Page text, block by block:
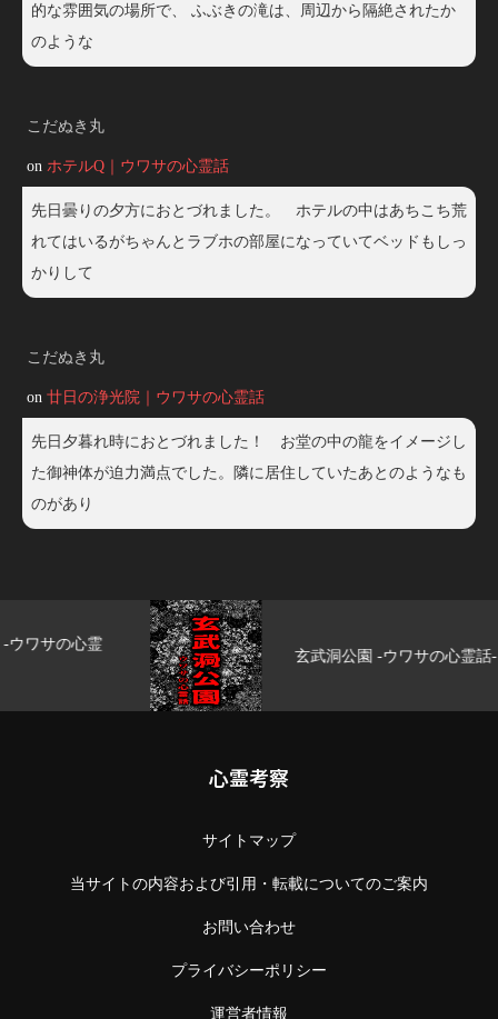
的な雰囲気の場所で、 ふぶきの滝は、周辺から隔絶されたか
のような
こだぬき丸
on ホテルQ｜ウワサの心霊話
先日曇りの夕方におとづれました。 ホテルの中はあちこち荒
れてはいるがちゃんとラブホの部屋になっていてベッドもしっ
かりして
こだぬき丸
on 廿日の浄光院｜ウワサの心霊話
先日夕暮れ時におとづれました！ お堂の中の龍をイメージし
た御神体が迫力満点でした。隣に居住していたあとのようなも
のがあり
玄武洞公園 -ウワサの心霊話-
心霊考察
サイトマップ
当サイトの内容および引用・転載についてのご案内
お問い合わせ
プライバシーポリシー
運営者情報